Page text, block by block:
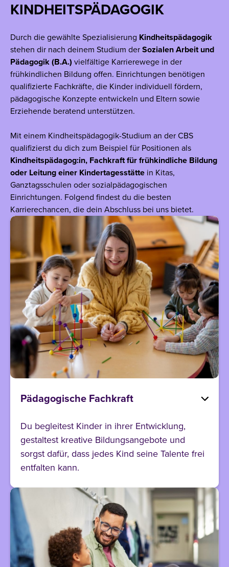
KINDHEITSPÄDAGOGIK
Durch die gewählte Spezialisierung Kindheitspädagogik
stehen dir nach deinem Studium der Sozialen Arbeit und
Pädagogik (B.A.) vielfältige Karrierewege in der
frühkindlichen Bildung offen. Einrichtungen benötigen
qualifizierte Fachkräfte, die Kinder individuell fördern,
pädagogische Konzepte entwickeln und Eltern sowie
Erziehende beratend unterstützen.
Mit einem Kindheitspädagogik-Studium an der CBS
qualifizierst du dich zum Beispiel für Positionen als
Kindheitspädagog:in, Fachkraft für frühkindliche Bildung
oder Leitung einer Kindertagesstätte in Kitas,
Ganztagsschulen oder sozialpädagogischen
Einrichtungen. Folgend findest du die besten
Karrierechancen, die dein Abschluss bei uns bietet.
Pädagogische Fachkraft
Du begleitest Kinder in ihrer Entwicklung,
gestaltest kreative Bildungsangebote und
sorgst dafür, dass jedes Kind seine Talente frei
entfalten kann.